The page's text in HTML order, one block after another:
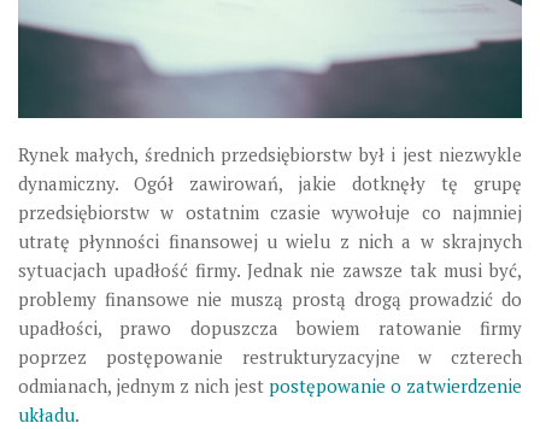
Rynek małych, średnich przedsiębiorstw był i jest niezwykle
dynamiczny. Ogół zawirowań, jakie dotknęły tę grupę
przedsiębiorstw w ostatnim czasie wywołuje co najmniej
utratę płynności finansowej u wielu z nich a w skrajnych
sytuacjach upadłość firmy. Jednak nie zawsze tak musi być,
problemy finansowe nie muszą prostą drogą prowadzić do
upadłości, prawo dopuszcza bowiem ratowanie firmy
poprzez postępowanie restrukturyzacyjne w czterech
odmianach, jednym z nich jest postępowanie o zatwierdzenie
układu.